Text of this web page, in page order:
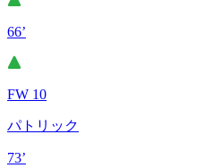
66’
FW 10
パトリック
73’